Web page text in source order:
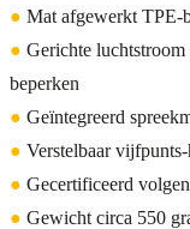
● Mat afgewerkt TPE-
● Gerichte
beperken
● Geïntegreerd
● Verstelbaar
● Gecertificeerd
● Gewicht circa 550